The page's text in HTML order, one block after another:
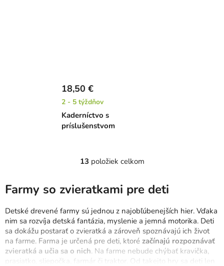
Kaderníctvo s
príslušenstvom
18,50 €
2 - 5 týždňov
O
l
d
a
c
i
e
13 položiek celkom
Farmy so zvieratkami pre deti
Detské drevené farmy sú jednou z najobľúbenejších hier. Vďaka
nim sa rozvíja detská fantázia, myslenie a jemná motorika. Deti
sa dokážu postarať o zvieratká a zároveň spoznávajú ich život
na farme. Farma je určená pre deti, ktoré začínajú rozpoznávať
zvieratká a učia sa o nich. Na farme nebude chýbať kravička,
prasiatko, sliepočka, farmár či traktor. Od takejto hry sa deti len